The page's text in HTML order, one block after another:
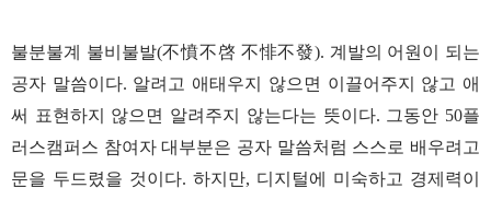
불분불계 불비불발(不憤不啓 不悱不發). 계발의 어원이 되는
공자 말씀이다. 알려고 애태우지 않으면 이끌어주지 않고 애
써 표현하지 않으면 알려주지 않는다는 뜻이다. 그동안 50플
러스캠퍼스 참여자 대부분은 공자 말씀처럼 스스로 배우려고
문을 두드렸을 것이다. 하지만, 디지털에 미숙하고 경제력이